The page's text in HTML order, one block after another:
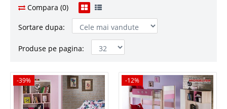
Compara (0)
Sortare dupa:
Produse pe pagina:
-39%
-39% -12%